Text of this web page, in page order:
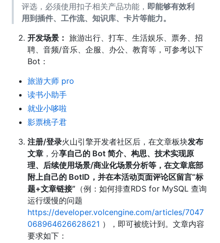
评选，必须使用扣子相关产品功能， 即能够有效利
用到插件、工作流、知识库、卡片等能力。
开发场景： 旅游出行、打车、生活娱乐、票务、招
聘、音频/音乐、企服、办公、教育等，可参考以下
Bot：
旅游大师 pro
读书小助手
就业小哆啦
影票桃子君
注册/登录火山引擎开发者社区后，在文章板块发布
文章 ，分享自己的 Bot 简介、构思、技术实现原
理、后续使用场景/商业化场景分析等，在文章底部
附上自己的 BotID，并在本活动页面评论区留言“标
题+文章链接” （例：如何排查RDS for MySQL 查询
运行缓慢的问题
https://developer.volcengine.com/articles/7047
068964626628621 ），即可被统计到。文章内容
要求如下：